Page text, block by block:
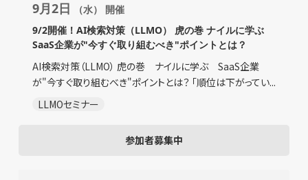
9月2日 （水） 開催
9/2開催！AI検索対策（LLMO） 虎の巻 ナイルに学ぶ
SaaS企業が"今すぐ取り組むべき"ポイントとは？
AI検索対策（LLMO） 虎の巻 ナイルに学ぶ SaaS企業
が"今すぐ取り組むべき"ポイントとは？ 「順位は下がってい...
LLMOセミナー
参加者募集中